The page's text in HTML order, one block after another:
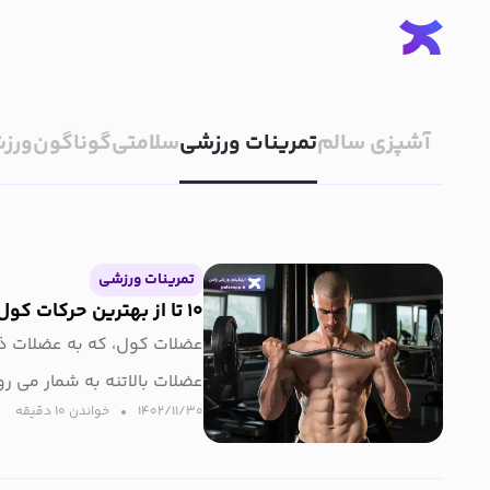
آشپزی سالمتمرینات ورزشیسلامتیگوناگون
تمرینات ورزشی
۱۰ تا از بهترین حرکات کول بدنسازی با تصویر
عضلات کول، که به عضلات
عضلات بالاتنه به شمار می
۱۴۰۲/۱۱/۳۰ خواندن ۱۰ دقیقه‌